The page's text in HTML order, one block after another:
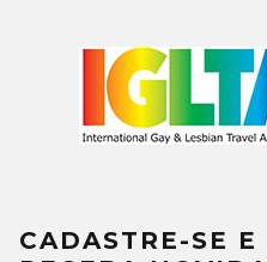
CADASTRE-SE E